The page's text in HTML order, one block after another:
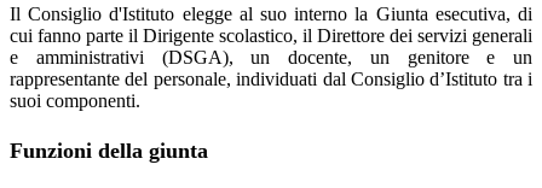
Il Consiglio d'Istituto elegge al suo interno la Giunta esecutiva, di
cui fanno parte il Dirigente scolastico, il Direttore dei servizi generali
e amministrativi (DSGA), un docente, un genitore e un
rappresentante del personale, individuati dal Consiglio d’Istituto tra i
suoi componenti.
Funzioni della giunta